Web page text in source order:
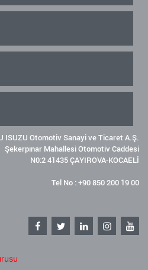
ISUZU Otomotiv Sanayi ve Ticaret A.Ş.
Şekerpınar Mahallesi Otomotiv Caddesi
N0:2 41435 ÇAYIROVA-KOCAELİ
Tel No : +90 850 200 19 00